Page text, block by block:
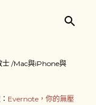
士 /Mac與iPhone與
Evernote，你的無壓